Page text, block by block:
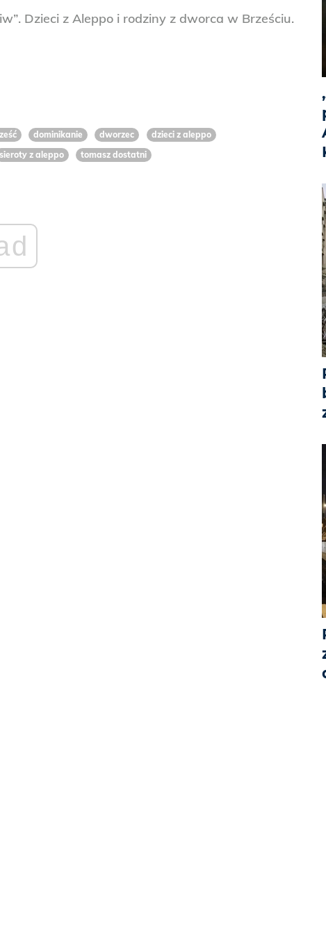
Dzieci z Aleppo i rodziny z dworca w Brześciu.
dominikanie dworzec
dzieci z aleppo
sieroty z aleppo tomasz dostatni